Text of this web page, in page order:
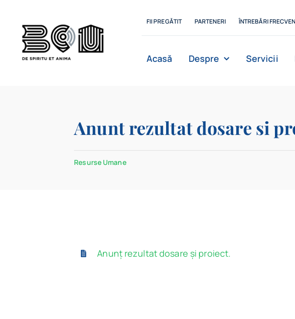
content
FII PREGĂTIT PARTENERI ÎNTREBĂRI
Acasă Despre Servicii
Anunt rezultat dosare si
Resurse Umane
Anunț rezultat dosare și proiect.